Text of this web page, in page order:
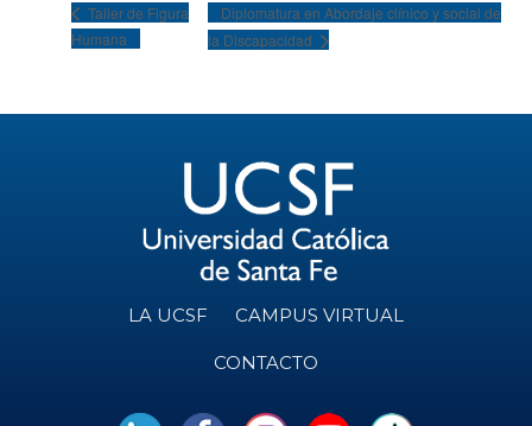
Taller de Figura
Humana
Diplomatura en Abordaje clínico y social de
la Discapacidad
LA UCSF CAMPUS VIRTUAL
CONTACTO